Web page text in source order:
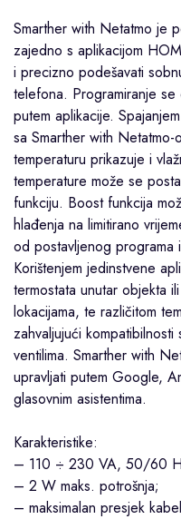
Smarther with Netatmo je
zajedno s aplikacijom
i precizno podešavati
telefona. Programiranje
putem aplikacije.
sa Smarther with
temperaturu prikazuje i
temperature može se
funkciju. Boost funkcija
hlađenja na limitirano
od postavljenog programa
Korištenjem jedinstvene
termostata unutar objekta
lokacijama, te različitom
zahvaljujući
ventilima. Smarther with
upravljati putem Google,
glasovnim asistentima.
Karakteristike:
– 110 ÷ 230 VA, 50/60
– 2 W maks. potrošnja;
– maksimalan presjek